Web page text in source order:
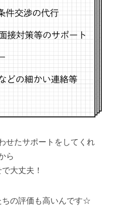
せたサポートをしてくれ
ら
大丈夫！
ちの評価も高いんです☆